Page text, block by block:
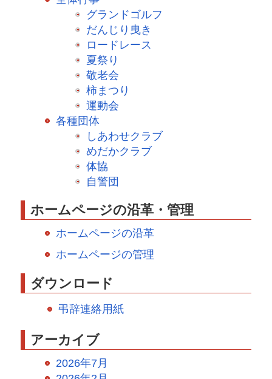
グランドゴルフ
だんじり曳き
ロードレース
夏祭り
敬老会
柿まつり
運動会
各種団体
しあわせクラブ
めだかクラブ
体協
自警団
ホームページの沿革・管理
ホームページの沿革
ホームページの管理
ダウンロード
弔辞連絡用紙
アーカイブ
2026年7月